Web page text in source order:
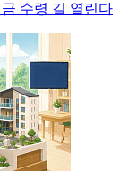
수령 길 열린다